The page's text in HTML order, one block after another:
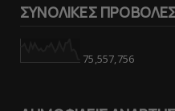
ΣΥΝΟΛΙΚΕΣ
75,557,756